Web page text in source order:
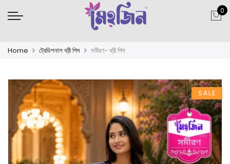
0
Home ট্রেডিশনাল থ্রী পিস সমীরণ- থ্রী পিস
SALE